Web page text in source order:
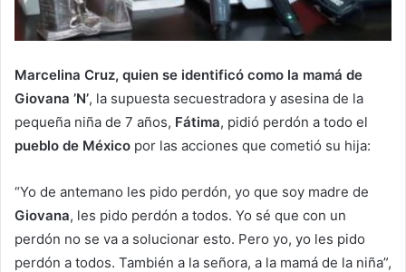
Marcelina Cruz, quien se identificó como la mamá de
Giovana ’N’, la supuesta secuestradora y asesina de la
pequeña niña de 7 años, Fátima, pidió perdón a todo el
pueblo de México por las acciones que cometió su hija:
“Yo de antemano les pido perdón, yo que soy madre de
Giovana, les pido perdón a todos. Yo sé que con un
perdón no se va a solucionar esto. Pero yo, yo les pido
perdón a todos. También a la señora, a la mamá de la niña”,